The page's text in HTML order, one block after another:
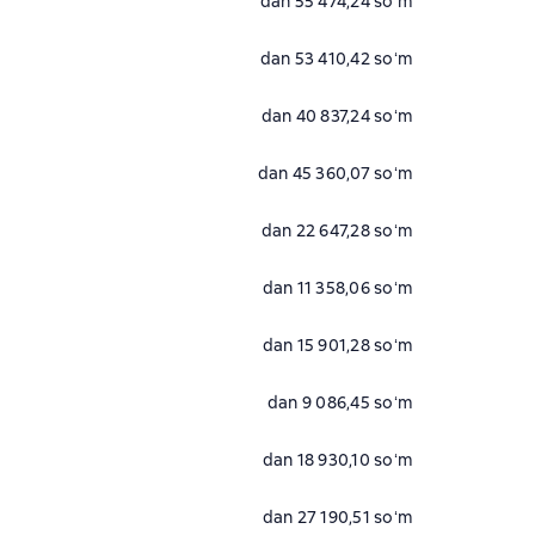
dan 53 410,42 soʻm
dan 40 837,24 soʻm
dan 45 360,07 soʻm
dan 22 647,28 soʻm
dan 11 358,06 soʻm
dan 15 901,28 soʻm
dan 9 086,45 soʻm
dan 18 930,10 soʻm
dan 27 190,51 soʻm